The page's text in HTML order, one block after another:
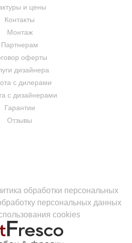
и цены
Контакты
Монтаж
Партнерам
оферты
дизайнера
с дилерами
с дизайнерами
Гарантии
Отзывы
обработки персональных
персональных данных
cookies